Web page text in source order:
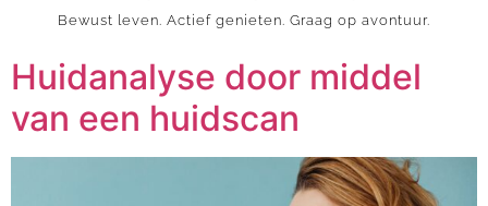
Bewust leven. Actief genieten. Graag op avontuur.
Huidanalyse door middel
van een huidscan